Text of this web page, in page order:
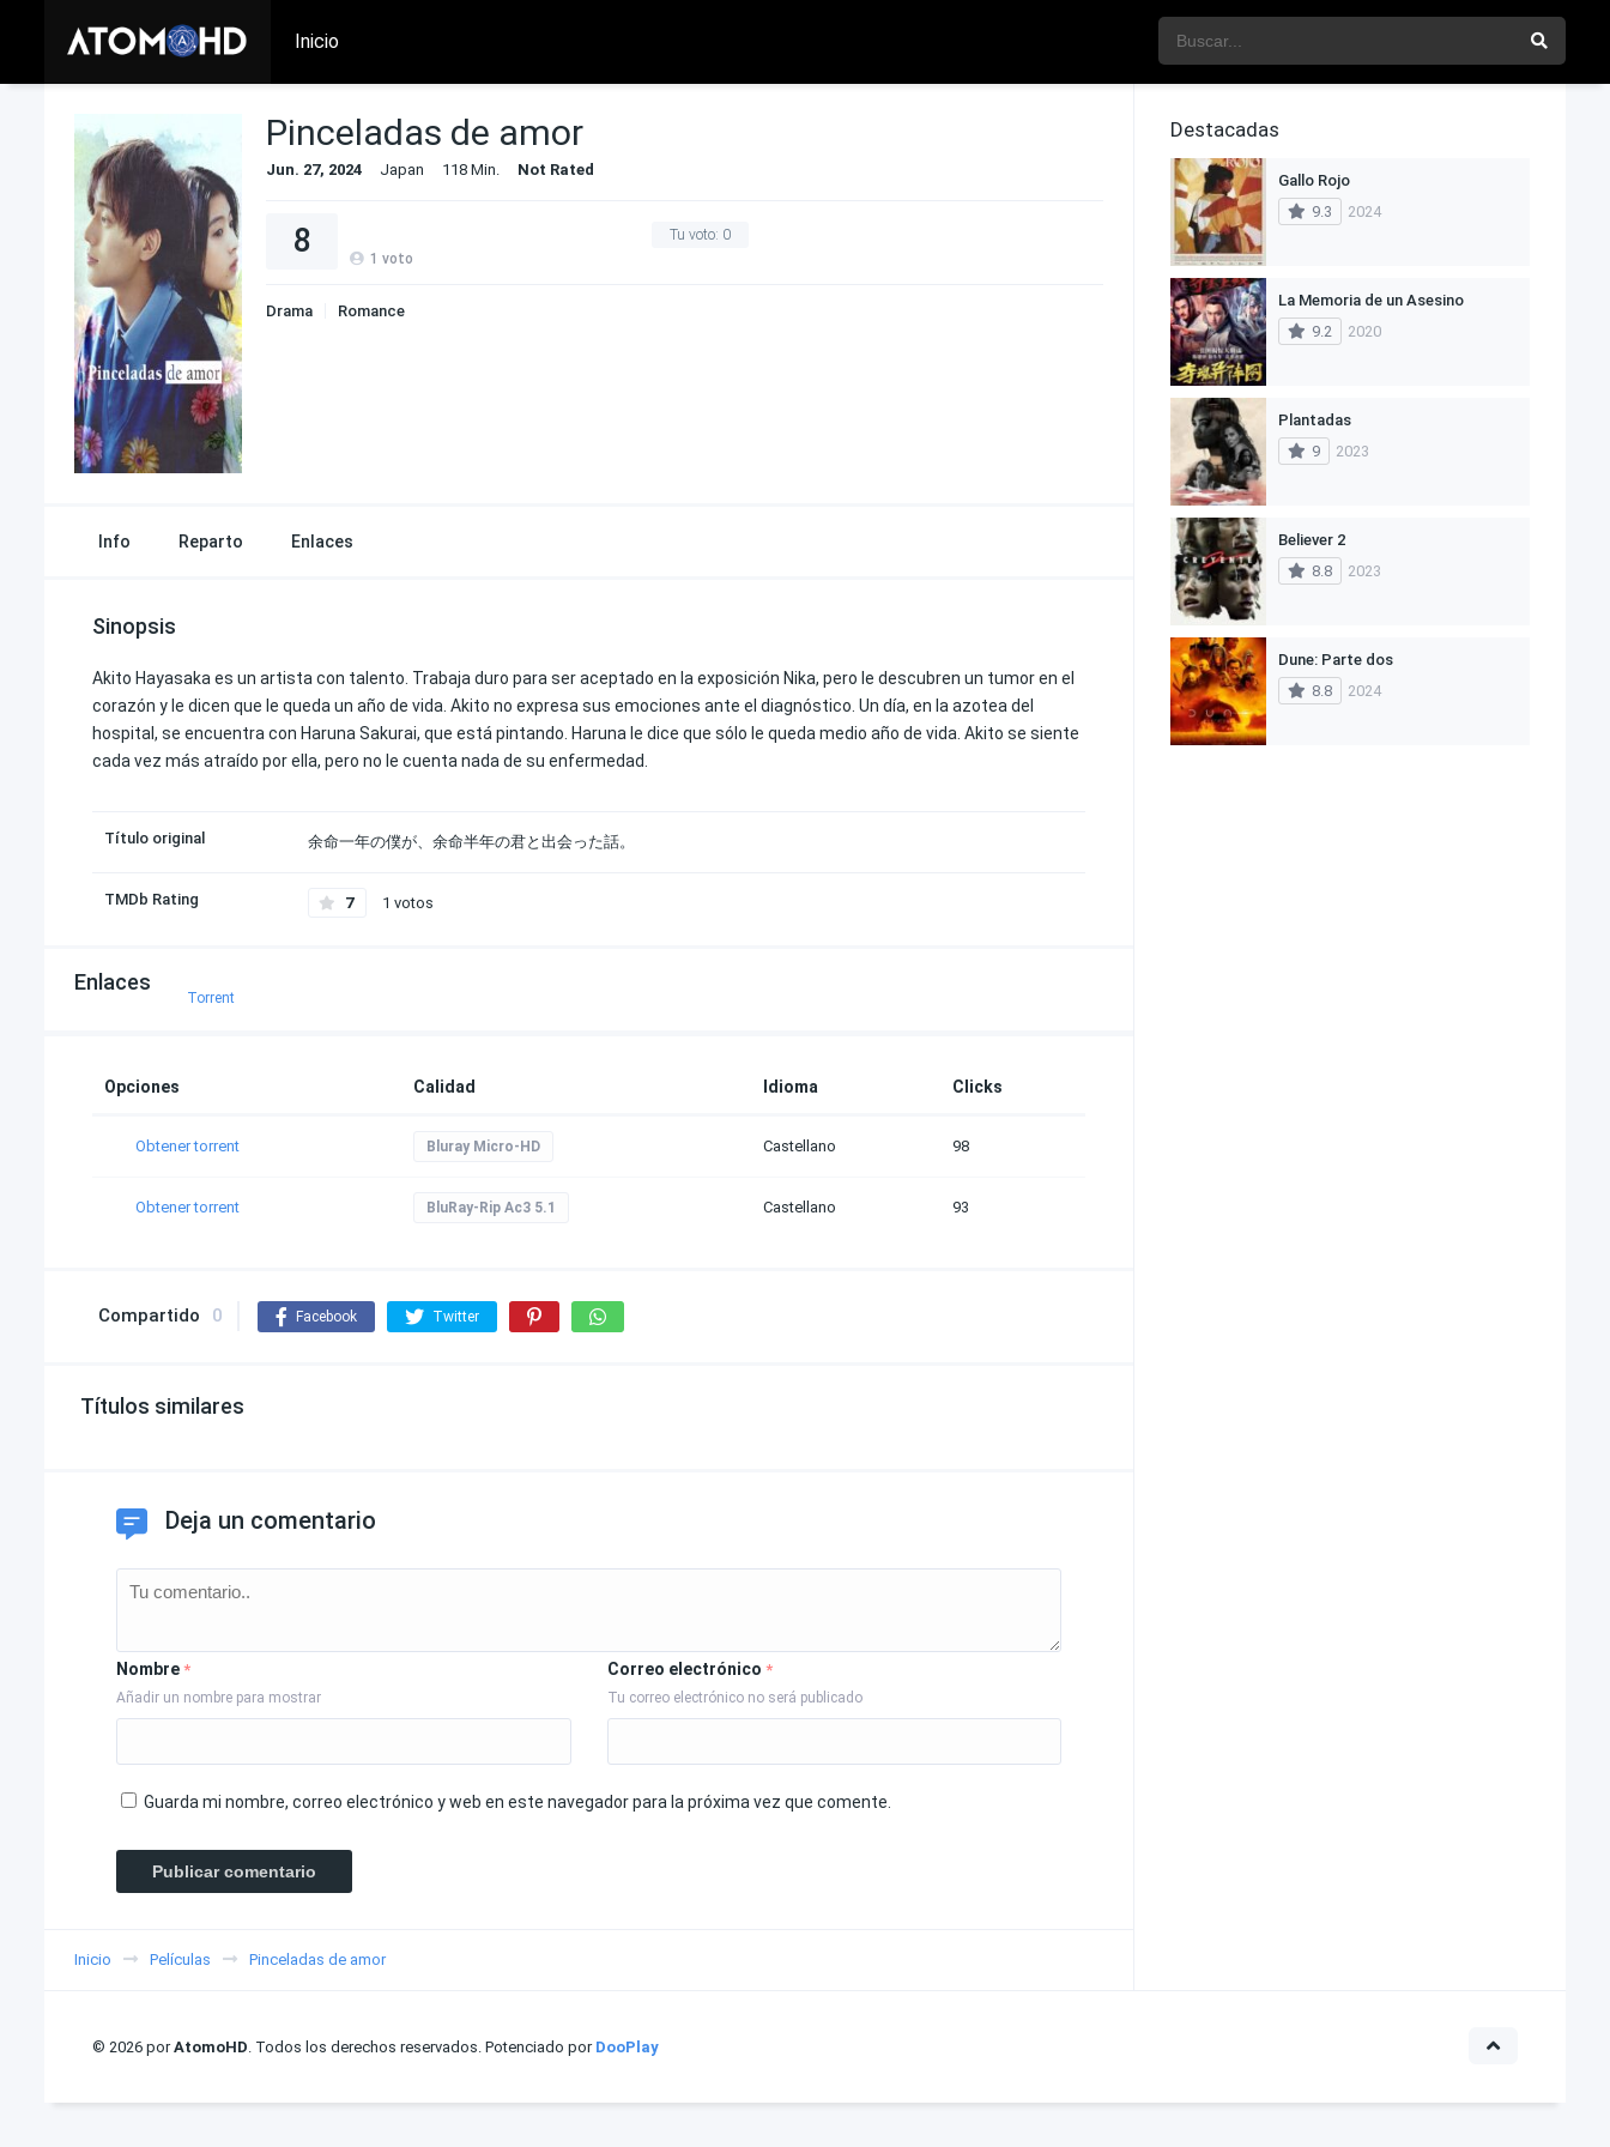
Inicio
Pinceladas de amor
Jun. 27, 2024 Japan 118 Min. Not Rated
Tu voto: 0
8 1 voto
Drama Romance
Info Reparto Enlaces
Sinopsis
Akito Hayasaka es un artista con talento. Trabaja duro para ser aceptado en la exposición Nika, pero le descubren un tumor en el
corazón y le dicen que le queda un año de vida. Akito no expresa sus emociones ante el diagnóstico. Un día, en la azotea del
hospital, se encuentra con Haruna Sakurai, que está pintando. Haruna le dice que sólo le queda medio año de vida. Akito se siente
cada vez más atraído por ella, pero no le cuenta nada de su enfermedad.
Título original 余命一年の僕が、余命半年の君と出会った話。
TMDb Rating 7 1 votos
Enlaces
Torrent
Opciones Calidad Idioma Clicks
Obtener torrent Bluray Micro-HD Castellano 98
Obtener torrent BluRay-Rip Ac3 5.1 Castellano 93
Compartido 0 Facebook Twitter
Títulos similares
Deja un comentario
Nombre *
Añadir un nombre para mostrar
Correo electrónico *
Tu correo electrónico no será publicado
Guarda mi nombre, correo electrónico y web en este navegador para la próxima vez que comente.
Inicio Películas Pinceladas de amor
Destacadas
Gallo Rojo
9.3
2024
La Memoria de un Asesino
9.2
2020
Plantadas
9
2023
Believer 2
8.8
2023
Dune: Parte dos
8.8
2024
© 2026 porAtomoHD. Todos los derechos reservados. Potenciado por DooPlay